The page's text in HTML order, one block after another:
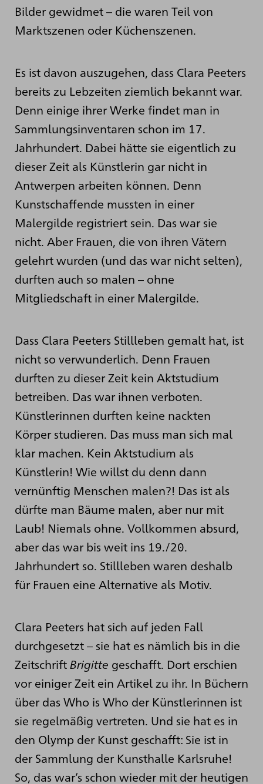
Bilder gewidmet – die waren Teil von
Marktszenen oder Küchenszenen.
Es ist davon auszugehen, dass Clara Peeters
bereits zu Lebzeiten ziemlich bekannt war.
Denn einige ihrer Werke findet man in
Sammlungsinventaren schon im 17.
Jahrhundert. Dabei hätte sie eigentlich zu
dieser Zeit als Künstlerin gar nicht in
Antwerpen arbeiten können. Denn
Kunstschaffende mussten in einer
Malergilde registriert sein. Das war sie
nicht. Aber Frauen, die von ihren Vätern
gelehrt wurden (und das war nicht selten),
durften auch so malen – ohne
Mitgliedschaft in einer Malergilde.
Dass Clara Peeters Stillleben gemalt hat, ist
nicht so verwunderlich. Denn Frauen
durften zu dieser Zeit kein Aktstudium
betreiben. Das war ihnen verboten.
Künstlerinnen durften keine nackten
Körper studieren. Das muss man sich mal
klar machen. Kein Aktstudium als
Künstlerin! Wie willst du denn dann
vernünftig Menschen malen?! Das ist als
dürfte man Bäume malen, aber nur mit
Laub! Niemals ohne. Vollkommen absurd,
aber das war bis weit ins 19./20.
Jahrhundert so. Stillleben waren deshalb
für Frauen eine Alternative als Motiv.
Clara Peeters hat sich auf jeden Fall
durchgesetzt – sie hat es nämlich bis in die
ZeitschriftBrigitte geschafft. Dort erschien
vor einiger Zeit ein Artikel zu ihr. In Büchern
über das Who is Who der Künstlerinnen ist
sie regelmäßig vertreten. Und sie hat es in
den Olymp der Kunst geschafft: Sie ist in
der Sammlung der Kunsthalle Karlsruhe!
So, das war’s schon wieder mit der heutigen